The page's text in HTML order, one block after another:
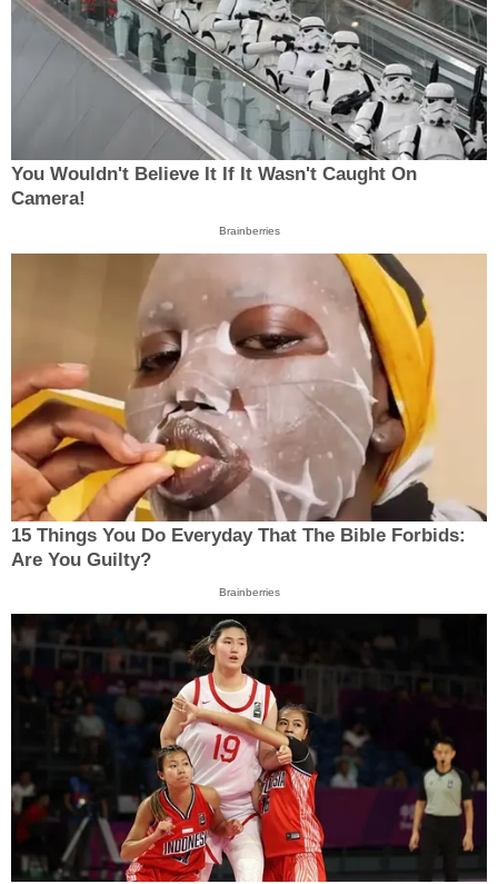
You Wouldn't Believe It If It Wasn't Caught On
Camera!
Brainberries
15 Things You Do Everyday That The Bible Forbids:
Are You Guilty?
Brainberries